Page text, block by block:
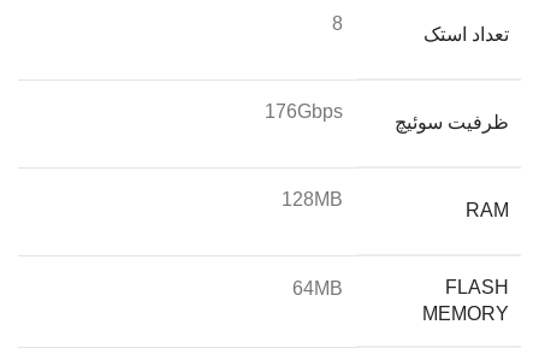
تعداد استک
8
ظرفیت سوئیچ
176Gbps
RAM
128MB
FLASH
MEMORY
64MB